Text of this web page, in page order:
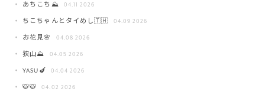
あちこち⛰️ 04.11 2026
ちこちゃんとタイめし🇹🇭 04.09 2026
お花見🌸 04.08 2026
狭山⛰️ 04.05 2026
YASU🍆 04.04 2026
🐯🐯 04.02 2026